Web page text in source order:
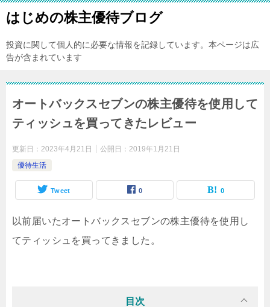
はじめの株主優待ブログ
投資に関して個人的に必要な情報を記録しています。本ページは広
告が含まれています
オートバックスセブンの株主優待を使用して
ティッシュを買ってきたレビュー
更新日： 2023年4月21日 公開日： 2019年1月21日
優待生活
Tweet 0 0
以前届いたオートバックスセブンの株主優待を使用し
てティッシュを買ってきました。
目次